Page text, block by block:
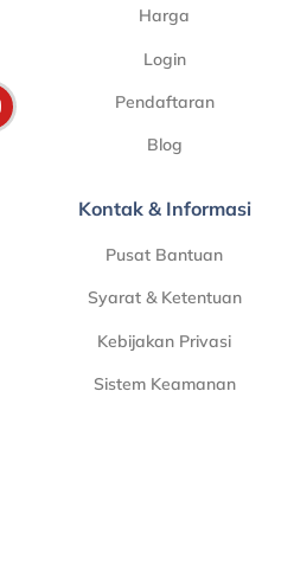
Harga
Login
Pendaftaran
Blog
Kontak & Informasi
Pusat Bantuan
Syarat & Ketentuan
Kebijakan Privasi
Sistem Keamanan